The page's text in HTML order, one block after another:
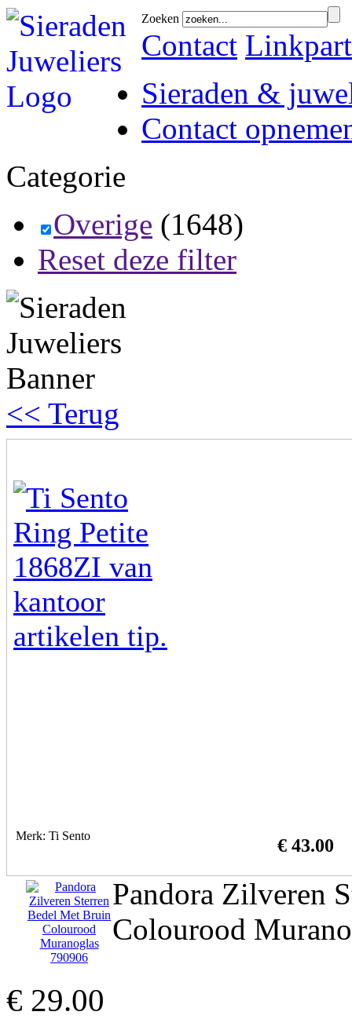
Zoeken
Contact
Sieraden &
Contact
Categorie
Overige (1648)
Reset deze filter
<< Terug
Merk: Ti Sento € 43.00
Pandora Zilveren
Colourood
€ 29.00